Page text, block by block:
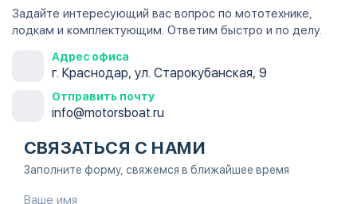
Задайте интересующий вас вопрос по мототехнике,
лодкам и комплектующим. Ответим быстро и по делу.
Адрес офиса
г. Краснодар, ул. Старокубанская, 9
Отправить почту
info@motorsboat.ru
СВЯЗАТЬСЯ С НАМИ
Заполните форму, свяжемся в ближайшее время